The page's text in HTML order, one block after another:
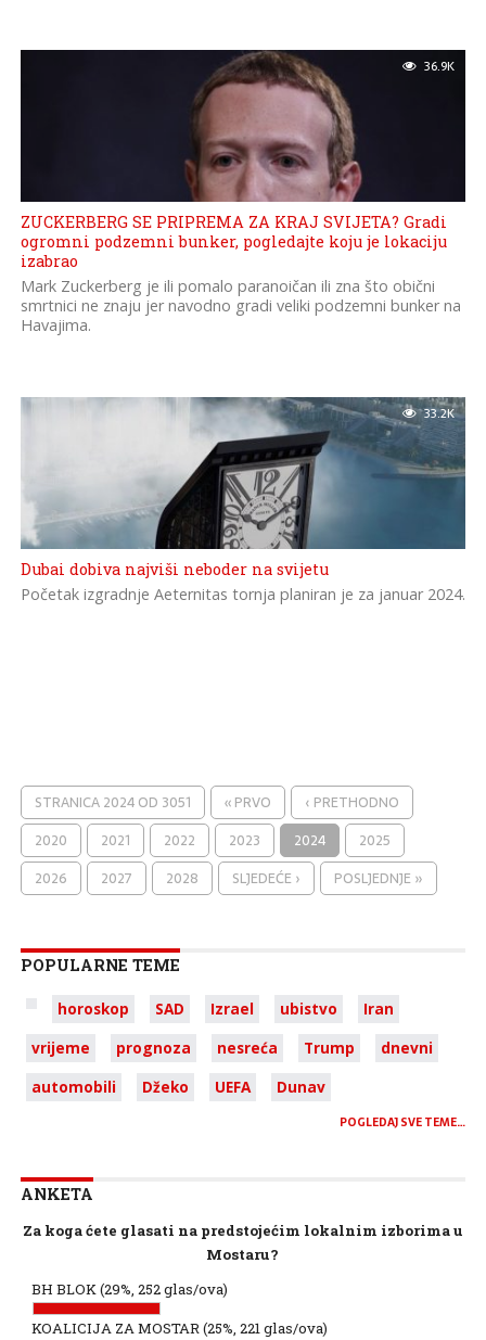
36.9K
ZUCKERBERG SE PRIPREMA ZA KRAJ SVIJETA? Gradi
ogromni podzemni bunker, pogledajte koju je lokaciju
izabrao
Mark Zuckerberg je ili pomalo paranoičan ili zna što obični
smrtnici ne znaju jer navodno gradi veliki podzemni bunker na
Havajima.
33.2K
Dubai dobiva najviši neboder na svijetu
Početak izgradnje Aeternitas tornja planiran je za januar 2024.
STRANICA 2024 OD 3051 « PRVO
‹ PRETHODNO
2020
2021 2022 2023 2024
2025
2026
2027 2028 SLJEDEĆE › POSLJEDNJE »
POPULARNE TEME
horoskop SAD Izrael ubistvo
Iran
vrijeme
prognoza nesreća Trump
dnevni
automobili
Džeko UEFA Dunav
POGLEDAJ SVE TEME…
ANKETA
Za koga ćete glasati na predstojećim lokalnim izborima u
Mostaru?
BH BLOK(29%, 252 glas/ova)
KOALICIJA ZA MOSTAR(25%, 221 glas/ova)